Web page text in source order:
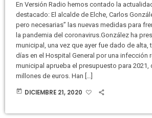
En Versión Radio hemos contado la
destacado: El alcalde de Elche, Carlos
pero necesarias” las nuevas medidas para
la pandemia del coronavirus.González ha
municipal, una vez que ayer fue dado de alta,
días en el Hospital General por una infección
municipal aprueba el presupuesto para 2021,
millones de euros. Han […]
today DICIEMBRE 21, 2020